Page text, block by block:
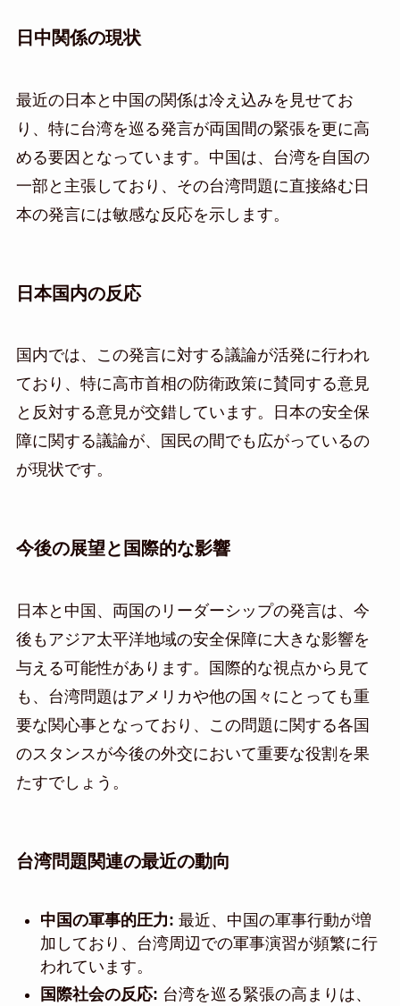
日中関係の現状
最近の日本と中国の関係は冷え込みを見せてお
り、特に台湾を巡る発言が両国間の緊張を更に高
める要因となっています。中国は、台湾を自国の
一部と主張しており、その台湾問題に直接絡む日
本の発言には敏感な反応を示します。
日本国内の反応
国内では、この発言に対する議論が活発に行われ
ており、特に高市首相の防衛政策に賛同する意見
と反対する意見が交錯しています。日本の安全保
障に関する議論が、国民の間でも広がっているの
が現状です。
今後の展望と国際的な影響
日本と中国、両国のリーダーシップの発言は、今
後もアジア太平洋地域の安全保障に大きな影響を
与える可能性があります。国際的な視点から見て
も、台湾問題はアメリカや他の国々にとっても重
要な関心事となっており、この問題に関する各国
のスタンスが今後の外交において重要な役割を果
たすでしょう。
台湾問題関連の最近の動向
中国の軍事的圧力: 最近、中国の軍事行動が増
加しており、台湾周辺での軍事演習が頻繁に行
われています。
国際社会の反応: 台湾を巡る緊張の高まりは、